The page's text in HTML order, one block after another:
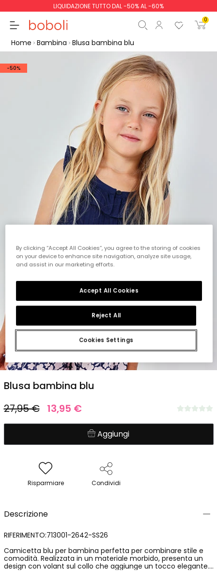
LIQUIDAZIONE TUTTO DAL -50% AL -60%
0
Continua Inizio ordine
Home Bambina Blusa bambina blu
-50%
Blusa bambina blu
27,95 € 13,95 €
Aggiungi
Risparmiare Condividi
Descrizione
RIFERIMENTO:713001-2642-SS26
Camicetta blu per bambina perfetta per combinare stile e
comodità. Realizzata in un materiale morbido, presenta un
design con volant sul collo che aggiunge un tocco elegante.
By clicking “Accept All Cookies”, you agree to the storing of cookies
on your device to enhance site navigation, analyze site usage,
and assist in our marketing efforts.
Cookies Settings
Reject All
Accept All Cookies